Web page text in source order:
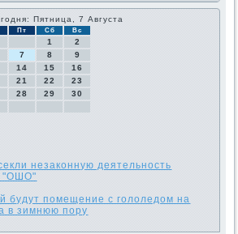
Пятница, 7 Августа
Пт Сб Вс
1
2
7 8
9
14 15
16
21 22
23
28 29
30
незаконную деятельность
"ОШО"
будут помещение с гололедом на
в зимнюю пору